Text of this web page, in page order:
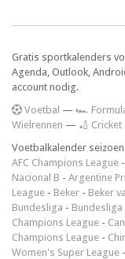
Gratis sportkalenders
Agenda, Outlook,
account nodig.
Voetbal — 🏎️
Wielrennen — 🏏 Cricket
Voetbalkalender
AFC Champions League -
Nacional B - Argentine
League - Beker - Beker
Bundesliga - Bundesliga
Champions League -
Champions League -
Women's Super League -